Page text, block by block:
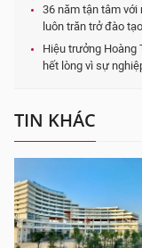
36 năm tận tâm với
luôn trăn trở đào
Hiệu trưởng Hoàng
hết lòng vì sự
TIN KHÁC